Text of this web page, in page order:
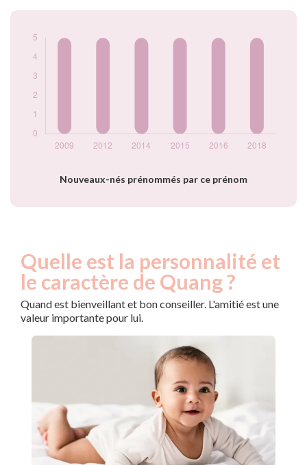
Nouveaux-nés prénommés par ce prénom
Quelle est la personnalité et
le caractère de Quang ?
Quand est bienveillant et bon conseiller. L'amitié est une
valeur importante pour lui.